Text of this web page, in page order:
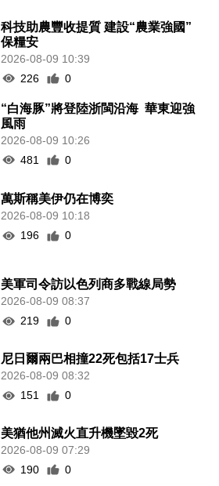
科技助農豐收提質 建設“農業強國”
保糧安
2026-08-09 10:39
226
0
“白海豚”將登陸浙閩沿海 華東迎強
風雨
2026-08-09 10:26
481
0
萬斯稱美伊仍在博奕
2026-08-09 10:18
196
0
美軍司令訪以色列商多戰線局勢
2026-08-09 08:37
219
0
尼日爾兩巴相撞22死包括17士兵
2026-08-09 08:32
151
0
美猶他州滅火直升機墜毀2死
2026-08-09 07:29
190
0